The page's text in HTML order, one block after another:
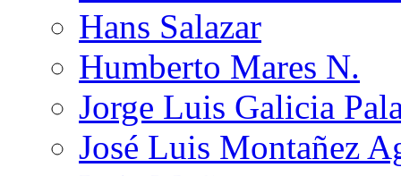
Hans Salazar
Humberto Mares N.
Jorge Luis Galicia
José Luis Montañez